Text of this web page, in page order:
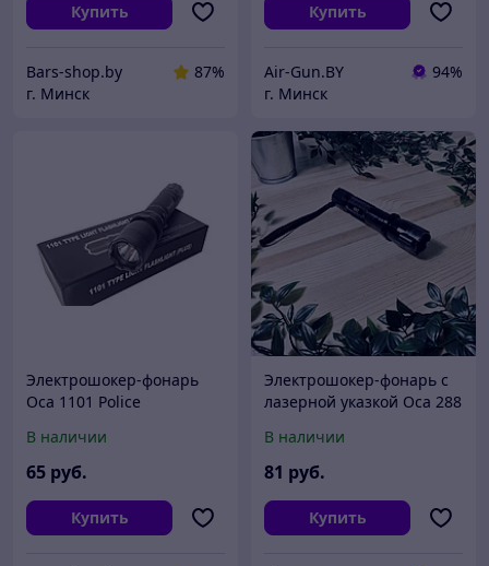
Купить
Bars-shop.by
87%
г. Минск
Купить
Air-Gun.BY
94%
г. Минск
Электрошокер-фонарь
Оса 1101 Police
В наличии
65 руб.
Купить
Электрошокер-фонарь с
лазерной указкой Оса 288
В наличии
81 руб.
Купить